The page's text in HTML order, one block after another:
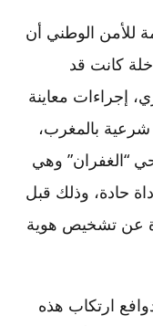
للأمن الوطني أن
كانت قد
غشت الجاري، إجراءات معاينة
شرعية بالمغرب،
“الغفران” وهي
حادة، وذلك قبل
عن تشخيص هوية
ارتكاب هذه